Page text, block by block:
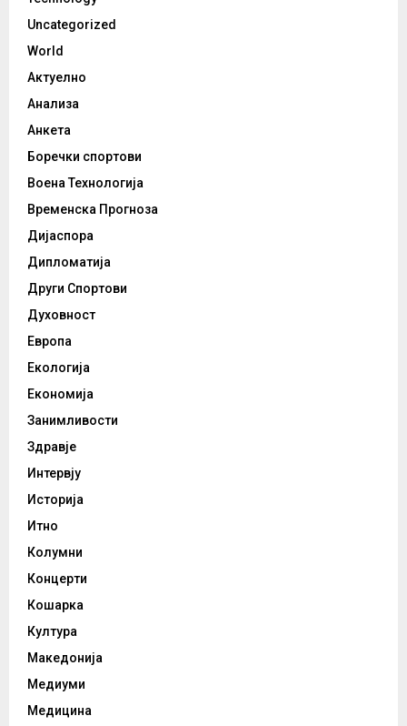
Uncategorized
World
Актуелно
Анализа
Анкета
Боречки спортови
Воена Технологија
Временска Прогноза
Дијаспора
Дипломатија
Други Спортови
Духовност
Европа
Екологија
Економија
Занимливости
Здравје
Интервју
Историја
Итно
Колумни
Концерти
Кошарка
Култура
Македонија
Медиуми
Медицина